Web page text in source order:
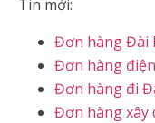
Tin mới:
Đơn hàng Đài
Đơn hàng
Đơn hàng đi
Đơn hàng xây